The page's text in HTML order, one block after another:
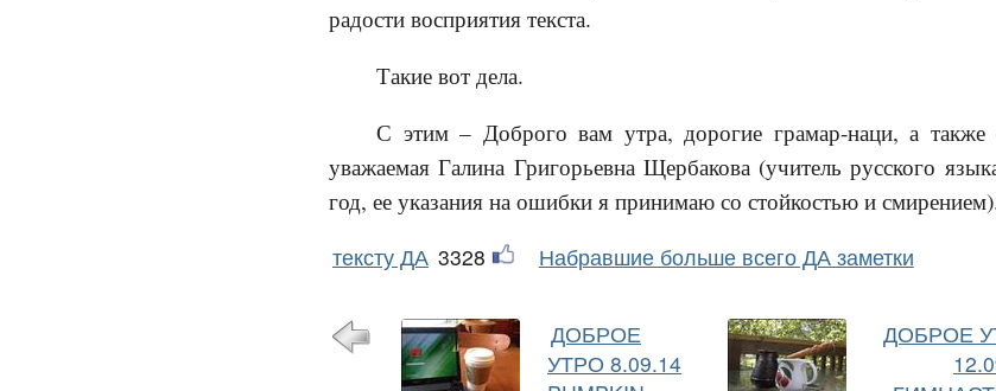
радости восприятия текста.
Такие вот дела.
С этим – Доброго вам утра, дорогие грамар-наци, а также
уважаемая Галина Григорьевна Щербакова (учитель русского
год, ее указания на ошибки я принимаю со стойкостью и
тексту ДА 3328 Набравшие больше всего ДА заметки
ДОБРОЕ
УТРО 8.09.14
ДОБРОЕ